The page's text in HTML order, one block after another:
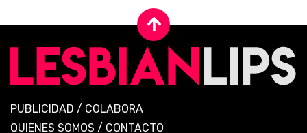
PUBLICIDAD / COLABORA
QUIENES SOMOS / CONTACTO